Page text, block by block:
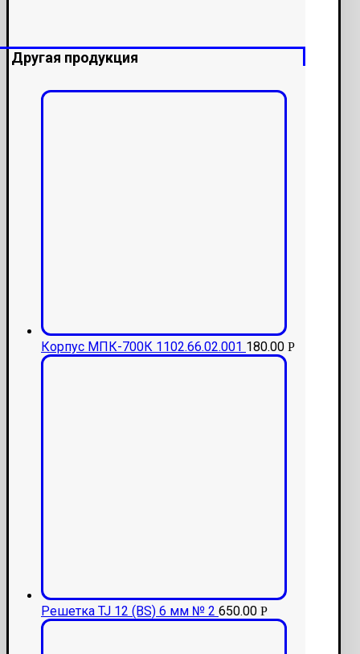
Другая продукция
Корпус МПК-700К 1102.66.02.001 180.00 Р
Решетка TJ 12 (BS) 6 мм № 2 650.00 Р